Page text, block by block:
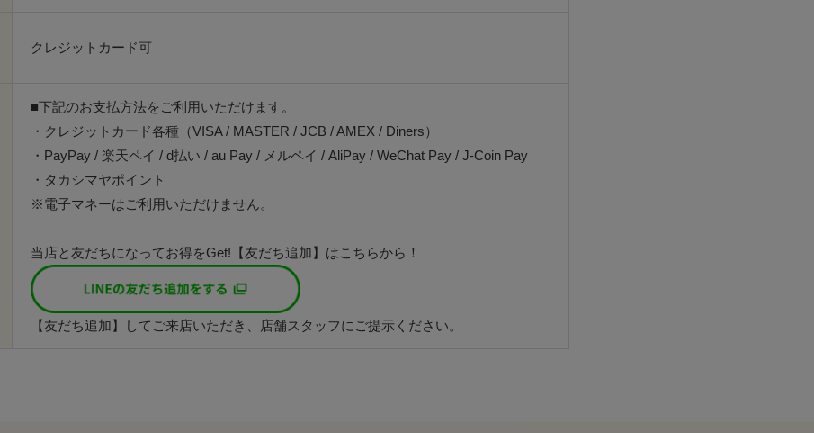
クレジットカード可
■下記のお支払方法をご利用いただけます。
・クレジットカード各種（VISA / MASTER / JCB / AMEX / Diners）
・PayPay / 楽天ペイ / d払い / au Pay / メルペイ / AliPay / WeChat Pay / J-Coin Pay
・タカシマヤポイント
※電子マネーはご利用いただけません。
当店と友だちになってお得をGet!【友だち追加】はこちらから！
【友だち追加】してご来店いただき、店舗スタッフにご提示ください。